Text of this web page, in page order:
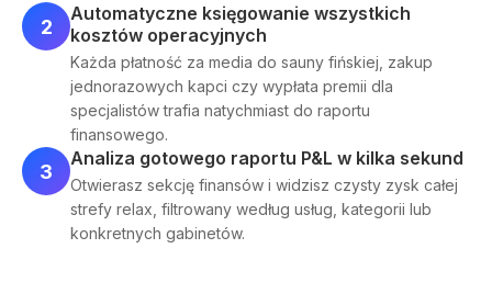
2
Automatyczne księgowanie wszystkich
kosztów operacyjnych
Każda płatność za media do sauny fińskiej, zakup
jednorazowych kapci czy wypłata premii dla
specjalistów trafia natychmiast do raportu
finansowego.
3
Analiza gotowego raportu P&L w kilka sekund
Otwierasz sekcję finansów i widzisz czysty zysk całej
strefy relax, filtrowany według usług, kategorii lub
konkretnych gabinetów.